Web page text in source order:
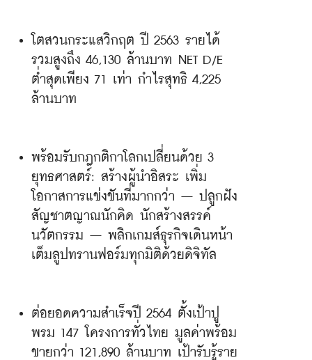
โตสวนกระแสวิกฤต ปี 2563 รายได้
รวมสูงถึง 46,130 ล้านบาท NET D/E
ต่ำสุดเพียง 71 เท่า กำไรสุทธิ 4,225
ล้านบาท
พร้อมรับกฎกติกาโลกเปลี่ยนด้วย 3
ยุทธศาสตร์: สร้างผู้นำอิสระ เพิ่ม
โอกาสการแข่งขันที่มากกว่า – ปลูกฝัง
สัญชาตญาณนักคิด นักสร้างสรรค์
นวัตกรรม – พลิกเกมส์ธุรกิจเดินหน้า
เต็มลูปทรานฟอร์มทุกมิติด้วยดิจิทัล
ต่อยอดความสำเร็จปี 2564 ตั้งเป้าปู
พรม 147 โครงการทั่วไทย มูลค่าพร้อม
ขายกว่า 121,890 ล้านบาท เป้ารับรู้ราย